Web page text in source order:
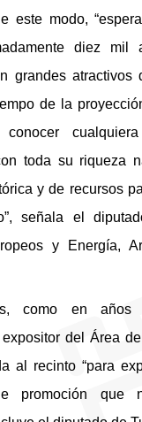
este modo,
diez mil
grandes atractivos
de la
toda su riqueza
y de recursos
señala el
y Energía,
como en años
del Área
al recinto “para
promoción que